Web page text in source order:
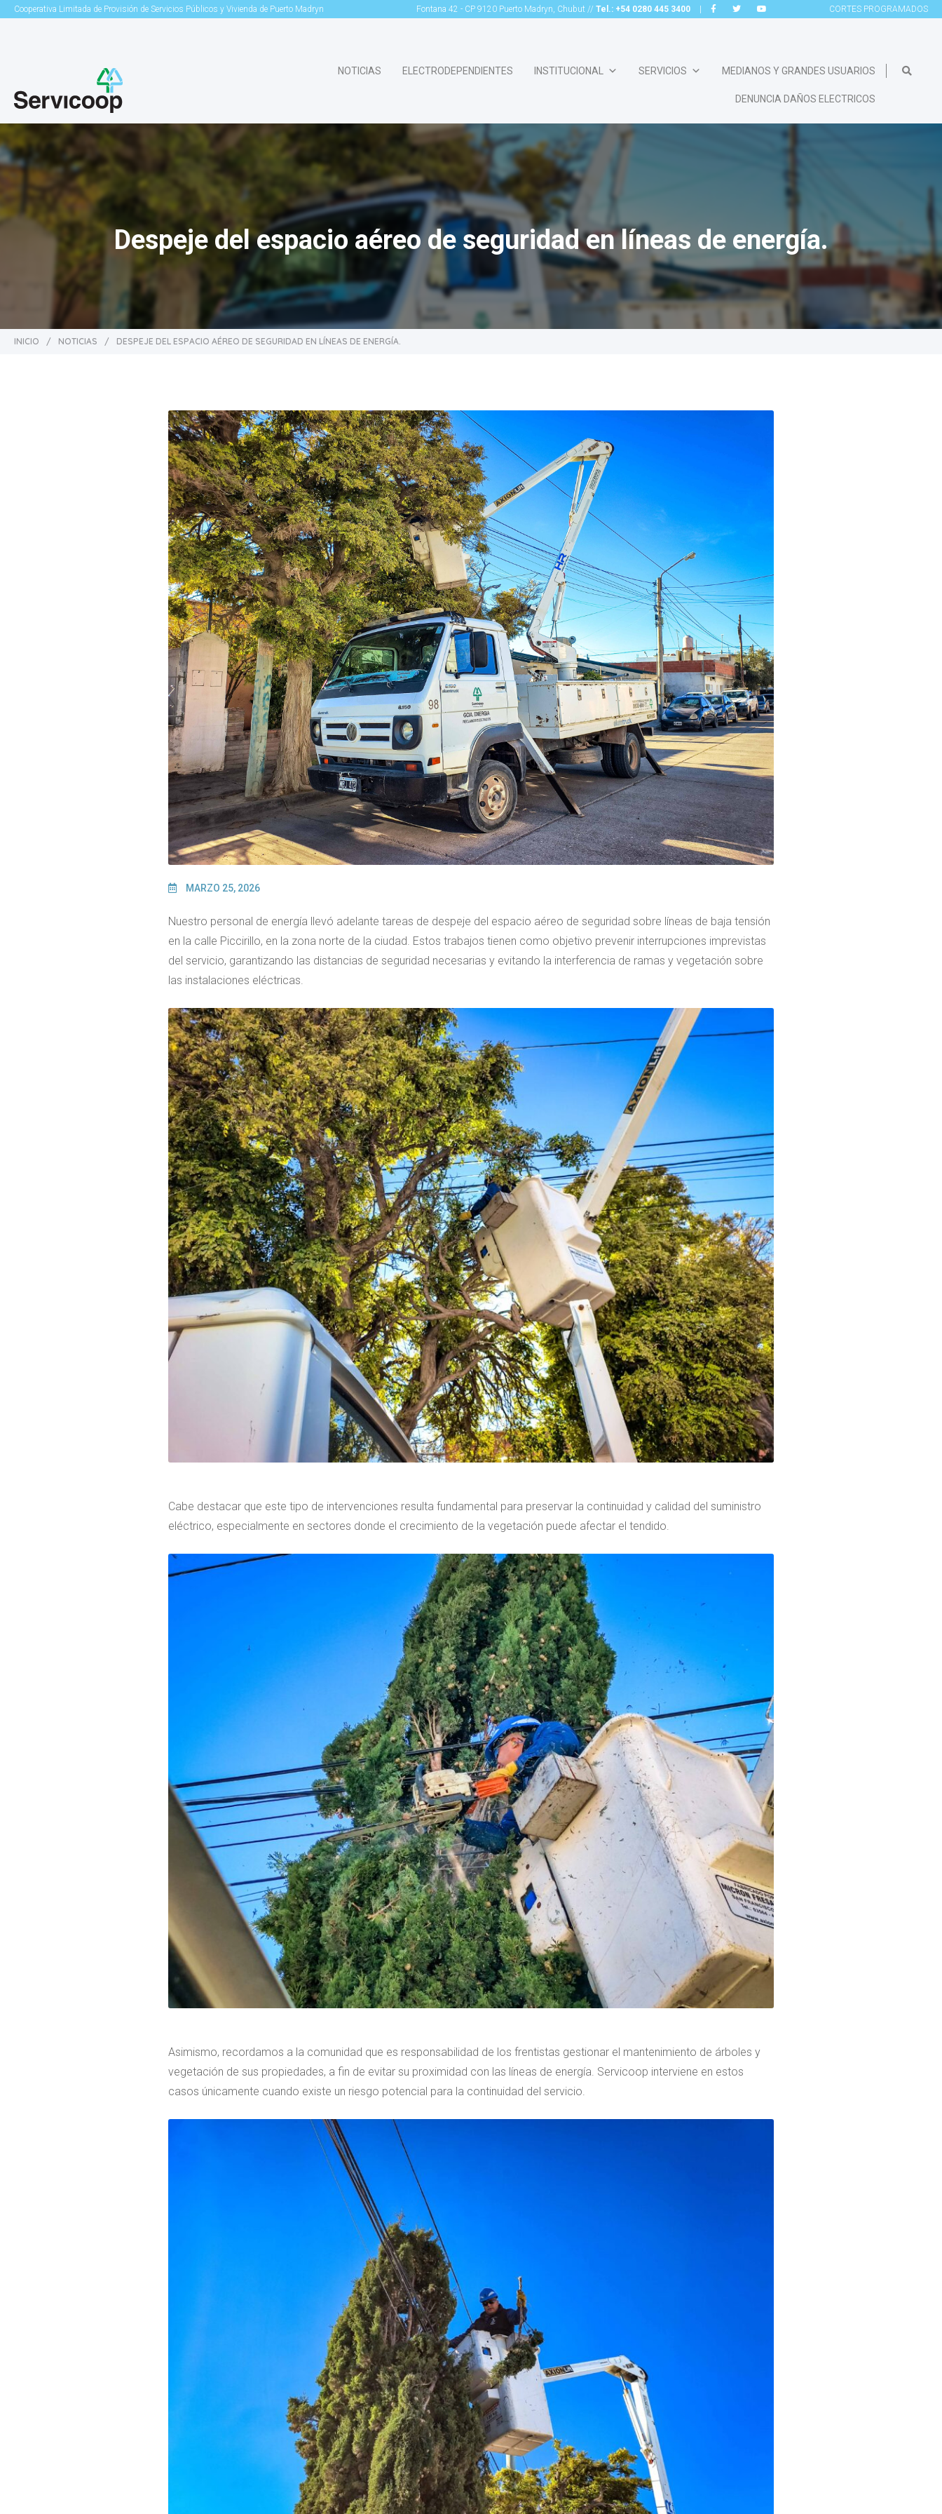
Cooperativa Limitada de Provisión de Servicios Públicos y Vivienda de Puerto Madryn Fontana 42 - CP 9120 Puerto Madryn, Chubut // Tel.: +54 0280 445 3400 CORTES PROGRAMADOS
NOTICIAS ELECTRODEPENDIENTES INSTITUCIONAL SERVICIOS MEDIANOS Y GRANDES USUARIOS
DENUNCIA DAÑOS ELECTRICOS
Despeje del espacio aéreo de seguridad en líneas de energía.
INICIO / NOTICIAS / DESPEJE DEL ESPACIO AÉREO DE SEGURIDAD EN LÍNEAS DE ENERGÍA.
MARZO 25, 2026
Nuestro personal de energía llevó adelante tareas de despeje del espacio aéreo de seguridad sobre líneas de baja tensión
en la calle Piccirillo, en la zona norte de la ciudad. Estos trabajos tienen como objetivo prevenir interrupciones imprevistas
del servicio, garantizando las distancias de seguridad necesarias y evitando la interferencia de ramas y vegetación sobre
las instalaciones eléctricas.
Cabe destacar que este tipo de intervenciones resulta fundamental para preservar la continuidad y calidad del suministro
eléctrico, especialmente en sectores donde el crecimiento de la vegetación puede afectar el tendido.
Asimismo, recordamos a la comunidad que es responsabilidad de los frentistas gestionar el mantenimiento de árboles y
vegetación de sus propiedades, a fin de evitar su proximidad con las líneas de energía. Servicoop interviene en estos
casos únicamente cuando existe un riesgo potencial para la continuidad del servicio.